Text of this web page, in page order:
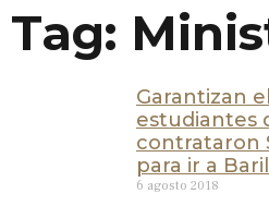
Tag:
Garantizan
estudiantes
contrataron
para ir a
6 agosto 2018